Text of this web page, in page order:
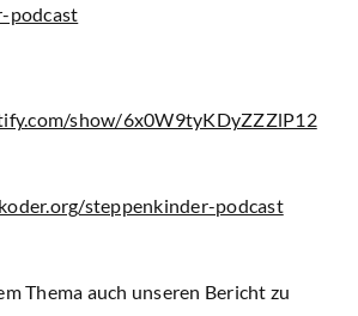
podcast
show/6x0W9tyKDyZZZlP12
steppenkinder-podcast
Thema auch unseren Bericht zu